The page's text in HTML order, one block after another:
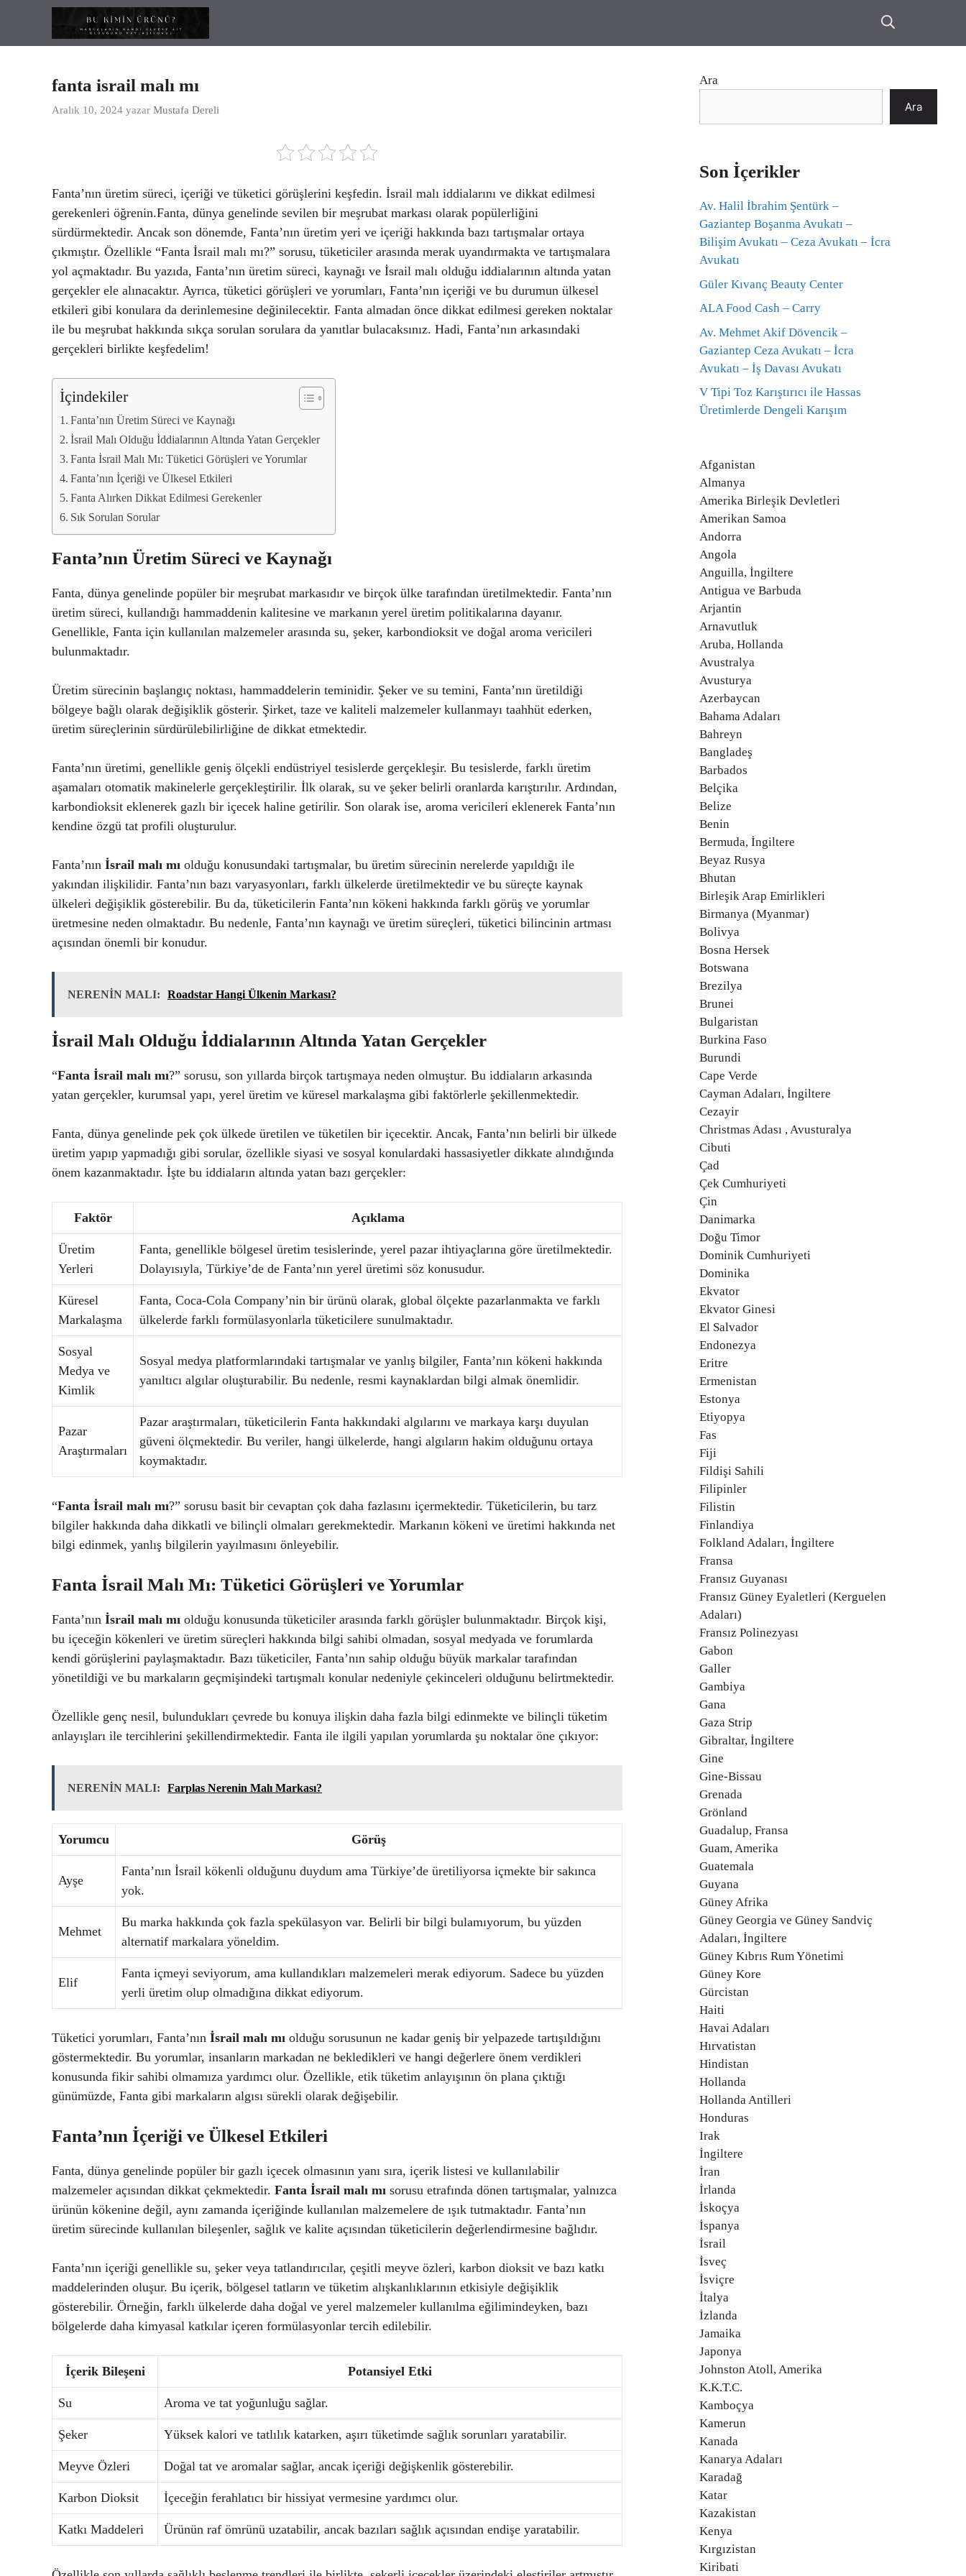
fanta israil malı mı
Aralık 10, 2024 yazar Mustafa Dereli
Fanta’nın üretim süreci, içeriği ve tüketici görüşlerini keşfedin. İsrail malı iddialarını ve dikkat edilmesi
gerekenleri öğrenin.Fanta, dünya genelinde sevilen bir meşrubat markası olarak popülerliğini
sürdürmektedir. Ancak son dönemde, Fanta’nın üretim yeri ve içeriği hakkında bazı tartışmalar ortaya
çıkmıştır. Özellikle “Fanta İsrail malı mı?” sorusu, tüketiciler arasında merak uyandırmakta ve tartışmalara
yol açmaktadır. Bu yazıda, Fanta’nın üretim süreci, kaynağı ve İsrail malı olduğu iddialarının altında yatan
gerçekler ele alınacaktır. Ayrıca, tüketici görüşleri ve yorumları, Fanta’nın içeriği ve bu durumun ülkesel
etkileri gibi konulara da derinlemesine değinilecektir. Fanta almadan önce dikkat edilmesi gereken noktalar
ile bu meşrubat hakkında sıkça sorulan sorulara da yanıtlar bulacaksınız. Hadi, Fanta’nın arkasındaki
gerçekleri birlikte keşfedelim!
İçindekiler
Fanta’nın Üretim Süreci ve Kaynağı
İsrail Malı Olduğu İddialarının Altında Yatan Gerçekler
Fanta İsrail Malı Mı: Tüketici Görüşleri ve Yorumlar
Fanta’nın İçeriği ve Ülkesel Etkileri
Fanta Alırken Dikkat Edilmesi Gerekenler
Sık Sorulan Sorular
Fanta’nın Üretim Süreci ve Kaynağı
Fanta, dünya genelinde popüler bir meşrubat markasıdır ve birçok ülke tarafından üretilmektedir. Fanta’nın
üretim süreci, kullandığı hammaddenin kalitesine ve markanın yerel üretim politikalarına dayanır.
Genellikle, Fanta için kullanılan malzemeler arasında su, şeker, karbondioksit ve doğal aroma vericileri
bulunmaktadır.
Üretim sürecinin başlangıç noktası, hammaddelerin teminidir. Şeker ve su temini, Fanta’nın üretildiği
bölgeye bağlı olarak değişiklik gösterir. Şirket, taze ve kaliteli malzemeler kullanmayı taahhüt ederken,
üretim süreçlerinin sürdürülebilirliğine de dikkat etmektedir.
Fanta’nın üretimi, genellikle geniş ölçekli endüstriyel tesislerde gerçekleşir. Bu tesislerde, farklı üretim
aşamaları otomatik makinelerle gerçekleştirilir. İlk olarak, su ve şeker belirli oranlarda karıştırılır. Ardından,
karbondioksit eklenerek gazlı bir içecek haline getirilir. Son olarak ise, aroma vericileri eklenerek Fanta’nın
kendine özgü tat profili oluşturulur.
Fanta’nın İsrail malı mı olduğu konusundaki tartışmalar, bu üretim sürecinin nerelerde yapıldığı ile
yakından ilişkilidir. Fanta’nın bazı varyasyonları, farklı ülkelerde üretilmektedir ve bu süreçte kaynak
ülkeleri değişiklik gösterebilir. Bu da, tüketicilerin Fanta’nın kökeni hakkında farklı görüş ve yorumlar
üretmesine neden olmaktadır. Bu nedenle, Fanta’nın kaynağı ve üretim süreçleri, tüketici bilincinin artması
açısından önemli bir konudur.
NERENİN MALI: Roadstar Hangi Ülkenin Markası?
İsrail Malı Olduğu İddialarının Altında Yatan Gerçekler
“Fanta İsrail malı mı?” sorusu, son yıllarda birçok tartışmaya neden olmuştur. Bu iddiaların arkasında
yatan gerçekler, kurumsal yapı, yerel üretim ve küresel markalaşma gibi faktörlerle şekillenmektedir.
Fanta, dünya genelinde pek çok ülkede üretilen ve tüketilen bir içecektir. Ancak, Fanta’nın belirli bir ülkede
üretim yapıp yapmadığı gibi sorular, özellikle siyasi ve sosyal konulardaki hassasiyetler dikkate alındığında
önem kazanmaktadır. İşte bu iddiaların altında yatan bazı gerçekler:
Faktör Açıklama
Üretim
Yerleri
Fanta, genellikle bölgesel üretim tesislerinde, yerel pazar ihtiyaçlarına göre üretilmektedir.
Dolayısıyla, Türkiye’de de Fanta’nın yerel üretimi söz konusudur.
Küresel
Markalaşma
Fanta, Coca-Cola Company’nin bir ürünü olarak, global ölçekte pazarlanmakta ve farklı
ülkelerde farklı formülasyonlarla tüketicilere sunulmaktadır.
Sosyal
Medya ve
Kimlik
Sosyal medya platformlarındaki tartışmalar ve yanlış bilgiler, Fanta’nın kökeni hakkında
yanıltıcı algılar oluşturabilir. Bu nedenle, resmi kaynaklardan bilgi almak önemlidir.
Pazar
Araştırmaları
Pazar araştırmaları, tüketicilerin Fanta hakkındaki algılarını ve markaya karşı duyulan
güveni ölçmektedir. Bu veriler, hangi ülkelerde, hangi algıların hakim olduğunu ortaya
koymaktadır.
“Fanta İsrail malı mı?” sorusu basit bir cevaptan çok daha fazlasını içermektedir. Tüketicilerin, bu tarz
bilgiler hakkında daha dikkatli ve bilinçli olmaları gerekmektedir. Markanın kökeni ve üretimi hakkında net
bilgi edinmek, yanlış bilgilerin yayılmasını önleyebilir.
Fanta İsrail Malı Mı: Tüketici Görüşleri ve Yorumlar
Fanta’nın İsrail malı mı olduğu konusunda tüketiciler arasında farklı görüşler bulunmaktadır. Birçok kişi,
bu içeceğin kökenleri ve üretim süreçleri hakkında bilgi sahibi olmadan, sosyal medyada ve forumlarda
kendi görüşlerini paylaşmaktadır. Bazı tüketiciler, Fanta’nın sahip olduğu büyük markalar tarafından
yönetildiği ve bu markaların geçmişindeki tartışmalı konular nedeniyle çekinceleri olduğunu belirtmektedir.
Özellikle genç nesil, bulundukları çevrede bu konuya ilişkin daha fazla bilgi edinmekte ve bilinçli tüketim
anlayışları ile tercihlerini şekillendirmektedir. Fanta ile ilgili yapılan yorumlarda şu noktalar öne çıkıyor:
NERENİN MALI: Farplas Nerenin Malı Markası?
Yorumcu Görüş
Ayşe
Fanta’nın İsrail kökenli olduğunu duydum ama Türkiye’de üretiliyorsa içmekte bir sakınca
yok.
Mehmet
Bu marka hakkında çok fazla spekülasyon var. Belirli bir bilgi bulamıyorum, bu yüzden
alternatif markalara yöneldim.
Elif
Fanta içmeyi seviyorum, ama kullandıkları malzemeleri merak ediyorum. Sadece bu yüzden
yerli üretim olup olmadığına dikkat ediyorum.
Tüketici yorumları, Fanta’nın İsrail malı mı olduğu sorusunun ne kadar geniş bir yelpazede tartışıldığını
göstermektedir. Bu yorumlar, insanların markadan ne bekledikleri ve hangi değerlere önem verdikleri
konusunda fikir sahibi olmamıza yardımcı olur. Özellikle, etik tüketim anlayışının ön plana çıktığı
günümüzde, Fanta gibi markaların algısı sürekli olarak değişebilir.
Fanta’nın İçeriği ve Ülkesel Etkileri
Fanta, dünya genelinde popüler bir gazlı içecek olmasının yanı sıra, içerik listesi ve kullanılabilir
malzemeler açısından dikkat çekmektedir. Fanta İsrail malı mı sorusu etrafında dönen tartışmalar, yalnızca
ürünün kökenine değil, aynı zamanda içeriğinde kullanılan malzemelere de ışık tutmaktadır. Fanta’nın
üretim sürecinde kullanılan bileşenler, sağlık ve kalite açısından tüketicilerin değerlendirmesine bağlıdır.
Fanta’nın içeriği genellikle su, şeker veya tatlandırıcılar, çeşitli meyve özleri, karbon dioksit ve bazı katkı
maddelerinden oluşur. Bu içerik, bölgesel tatların ve tüketim alışkanlıklarının etkisiyle değişiklik
gösterebilir. Örneğin, farklı ülkelerde daha doğal ve yerel malzemeler kullanılma eğilimindeyken, bazı
bölgelerde daha kimyasal katkılar içeren formülasyonlar tercih edilebilir.
İçerik Bileşeni Potansiyel Etki
Su Aroma ve tat yoğunluğu sağlar.
Şeker Yüksek kalori ve tatlılık katarken, aşırı tüketimde sağlık sorunları yaratabilir.
Meyve Özleri Doğal tat ve aromalar sağlar, ancak içeriği değişkenlik gösterebilir.
Karbon Dioksit İçeceğin ferahlatıcı bir hissiyat vermesine yardımcı olur.
Katkı Maddeleri Ürünün raf ömrünü uzatabilir, ancak bazıları sağlık açısından endişe yaratabilir.
Ara
Ara
Son İçerikler
Av. Halil İbrahim Şentürk –
Gaziantep Boşanma Avukatı –
Bilişim Avukatı – Ceza Avukatı – İcra
Avukatı
Güler Kıvanç Beauty Center
ALA Food Cash – Carry
Av. Mehmet Akif Dövencik –
Gaziantep Ceza Avukatı – İcra
Avukatı – İş Davası Avukatı
V Tipi Toz Karıştırıcı ile Hassas
Üretimlerde Dengeli Karışım
Afganistan
Almanya
Amerika Birleşik Devletleri
Amerikan Samoa
Andorra
Angola
Anguilla, İngiltere
Antigua ve Barbuda
Arjantin
Arnavutluk
Aruba, Hollanda
Avustralya
Avusturya
Azerbaycan
Bahama Adaları
Bahreyn
Bangladeş
Barbados
Belçika
Belize
Benin
Bermuda, İngiltere
Beyaz Rusya
Bhutan
Birleşik Arap Emirlikleri
Birmanya (Myanmar)
Bolivya
Bosna Hersek
Botswana
Brezilya
Brunei
Bulgaristan
Burkina Faso
Burundi
Cape Verde
Cayman Adaları, İngiltere
Cezayir
Christmas Adası , Avusturalya
Cibuti
Çad
Çek Cumhuriyeti
Çin
Danimarka
Doğu Timor
Dominik Cumhuriyeti
Dominika
Ekvator
Ekvator Ginesi
El Salvador
Endonezya
Eritre
Ermenistan
Estonya
Etiyopya
Fas
Fiji
Fildişi Sahili
Filipinler
Filistin
Finlandiya
Folkland Adaları, İngiltere
Fransa
Fransız Guyanası
Fransız Güney Eyaletleri (Kerguelen
Adaları)
Fransız Polinezyası
Gabon
Galler
Gambiya
Gana
Gaza Strip
Gibraltar, İngiltere
Gine
Gine-Bissau
Grenada
Grönland
Guadalup, Fransa
Guam, Amerika
Guatemala
Guyana
Güney Afrika
Güney Georgia ve Güney Sandviç
Adaları, İngiltere
Güney Kıbrıs Rum Yönetimi
Güney Kore
Gürcistan
Haiti
Havai Adaları
Hırvatistan
Hindistan
Hollanda
Hollanda Antilleri
Honduras
Irak
İngiltere
İran
İrlanda
İskoçya
İspanya
İsrail
İsveç
İsviçre
İtalya
İzlanda
Jamaika
Japonya
Johnston Atoll, Amerika
K.K.T.C.
Kamboçya
Kamerun
Kanada
Kanarya Adaları
Karadağ
Katar
Kazakistan
Kenya
Kırgızistan
Kiribati